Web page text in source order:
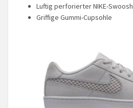
Luftig perforierter NIKE-Swoosh
Griffige Gummi-Cupsohle